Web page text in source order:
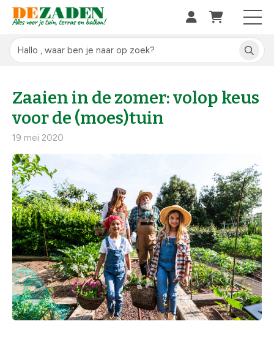
Zaaien in de zomer: volop keus
voor de (moes)tuin
19 mei 2020